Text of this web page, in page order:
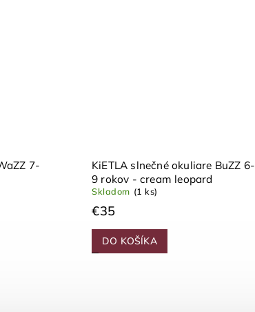
7-
KiETLA slnečné okuliare BuZZ 6-
9 rokov - cream leopard
Skladom (1 ks)
€35
DO KOŠÍKA